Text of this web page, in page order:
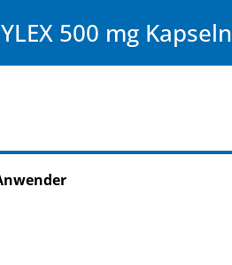
500 mg Kapseln